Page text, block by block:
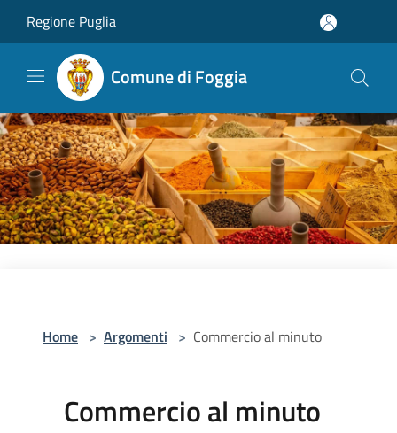
Regione Puglia
Comune di Foggia
Home > Argomenti > Commercio al minuto
Commercio al minuto